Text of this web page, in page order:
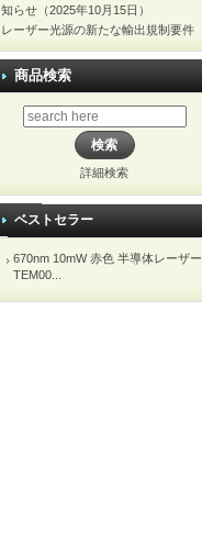
知らせ（2025年10月15日）
レーザー光源の新たな輸出規制要件
商品検索
詳細検索
ベストセラー
670nm 10mW 赤色 半導体レーザー
TEM00...